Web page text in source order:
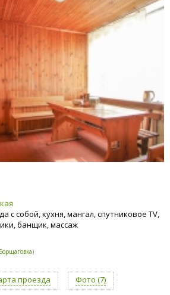
с собой, кухня, мангал, спутниковое TV,
банщик, массаж
Борщаговка)
проезда Фото (7)